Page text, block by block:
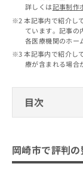
詳しくは記事制作
本記事内で紹介し
ています。記事の
各医療機関のホー
本記事内で紹介し
療が含まれる場合
目次
かけい
岡崎市で評判
への
お問
合せ
フォ
ーム
とな
りま
クリ
ニッ
クの
予
のご
相談
求
ち
情
充
の
合
わ
は
ら
ご
請
ち